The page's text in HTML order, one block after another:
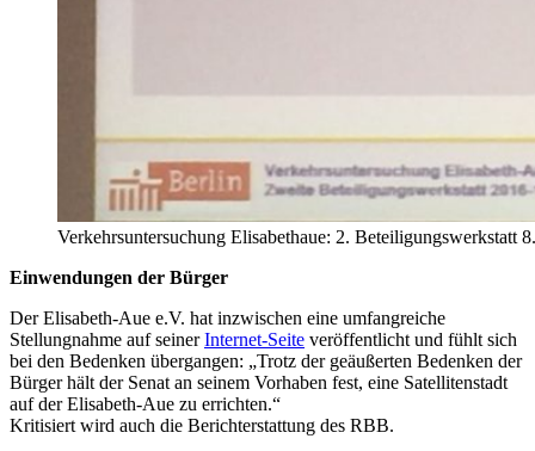
Verkehrsuntersuchung Elisabethaue: 2. Beteiligungswerkstatt
Einwendungen der Bürger
Der Elisabeth-Aue e.V. hat inzwischen eine umfangreiche
Stellungnahme auf seinerInternet-Seite veröffentlicht und fühlt sich
bei den Bedenken übergangen: „Trotz der geäußerten Bedenken der
Bürger hält der Senat an seinem Vorhaben fest, eine Satellitenstadt
auf der Elisabeth-Aue zu errichten.“
Kritisiert wird auch die Berichterstattung des RBB.